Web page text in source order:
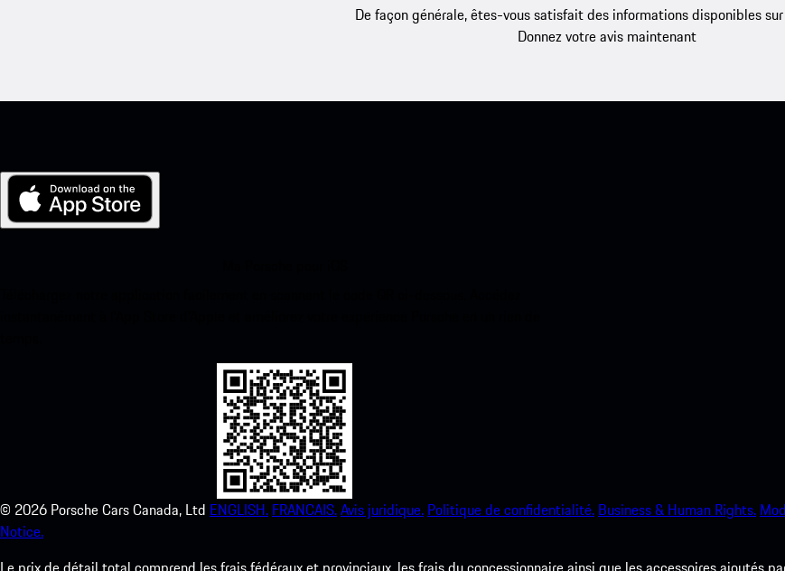
De façon générale, êtes-vous satisfait des informations disponibles
Donnez votre avis maintenant
© 2026 Porsche Cars Canada, Ltd ENGLISH. FRANCAIS.Avis juridique. Politique de confidentialité. Business & Human Rights.
Notice.